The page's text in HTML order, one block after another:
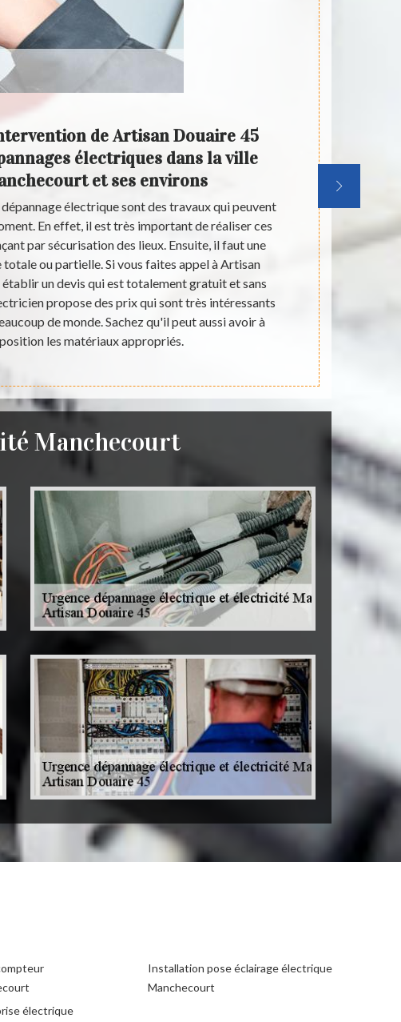
de Artisan Douaire 45
électriques dans la ville
et ses environs
électrique sont des travaux qui peuvent
En effet, il est très important de réaliser ces
par sécurisation des lieux. Ensuite, il faut une
totale ou partielle. Si vous faites appel à Artisan
un devis qui est totalement gratuit et sans
propose des prix qui sont très intéressants
de monde. Sachez qu'il peut aussi avoir à
les matériaux appropriés.
Les
très
Manchecourt
électrique
Installation pose éclairage électrique
Manchecourt